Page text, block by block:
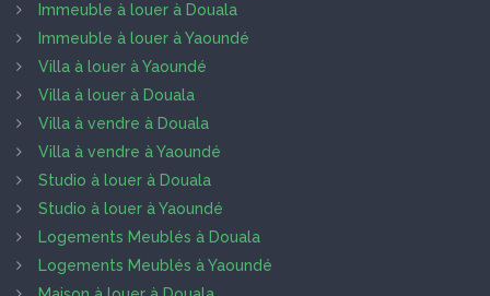
Immeuble à louer à Douala
Immeuble à louer à Yaoundé
Villa à louer à Yaoundé
Villa à louer à Douala
Villa à vendre à Douala
Villa à vendre à Yaoundé
Studio à louer à Douala
Studio à louer à Yaoundé
Logements Meublés à Douala
Logements Meublés à Yaoundé